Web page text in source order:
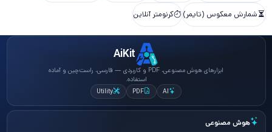
شمارش معکوس (تایمر) کرنومتر آنلاین
AiKit
ابزارهای هوش مصنوعی، PDF و کاربردی — فارسی، راست‌چین و آماده
استفاده.
AI
PDF
Utility
هوش مصنوعی